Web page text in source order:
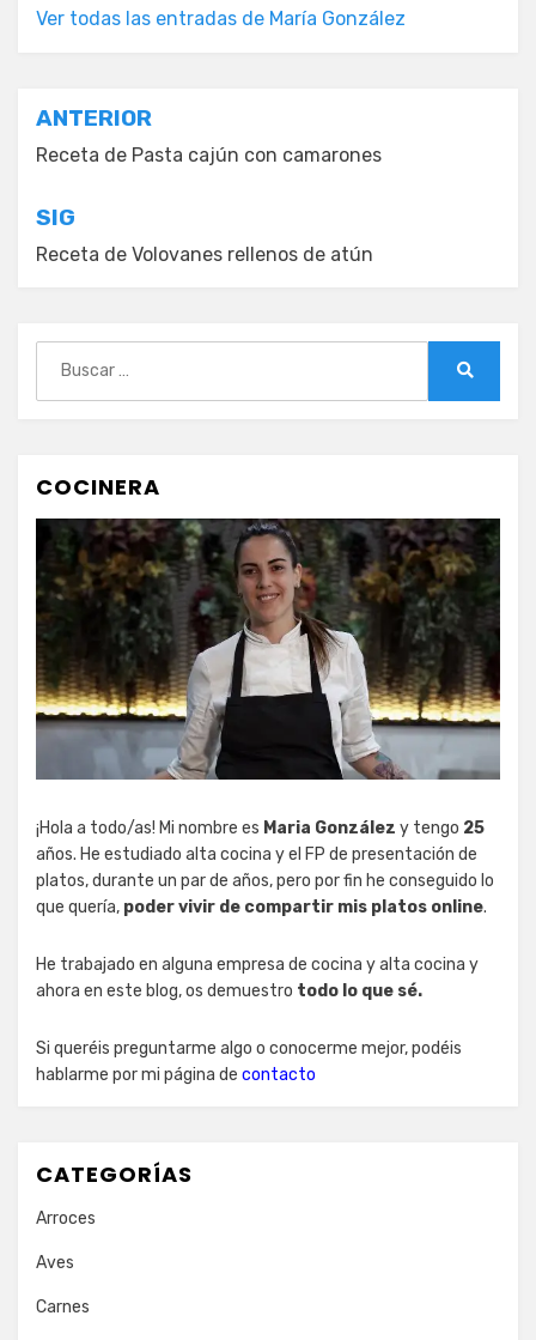
Ver todas las entradas de María González
Navegación
de
entradas
ANTERIOR
Receta de Pasta cajún con camarones
SIG
Receta de Volovanes rellenos de atún
COCINERA
¡Hola a todo/as! Mi nombre es Maria González y tengo 25
años. He estudiado alta cocina y el FP de presentación de
platos, durante un par de años, pero por fin he conseguido lo
que quería, poder vivir de compartir mis platos online.
He trabajado en alguna empresa de cocina y alta cocina y
ahora en este blog, os demuestro todo lo que sé.
Si queréis preguntarme algo o conocerme mejor, podéis
hablarme por mi página de contacto
CATEGORÍAS
Arroces
Aves
Carnes